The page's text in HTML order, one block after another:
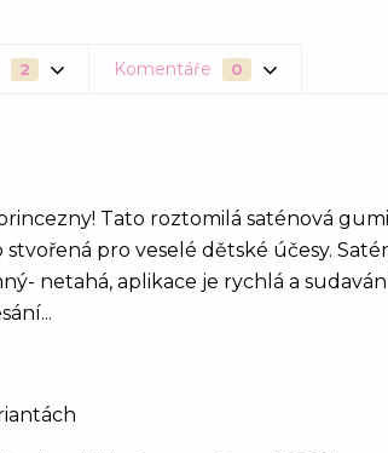
2 Komentáře 0
Tato roztomilá saténová
pro veselé dětské účesy.
netahá, aplikace je rychlá a